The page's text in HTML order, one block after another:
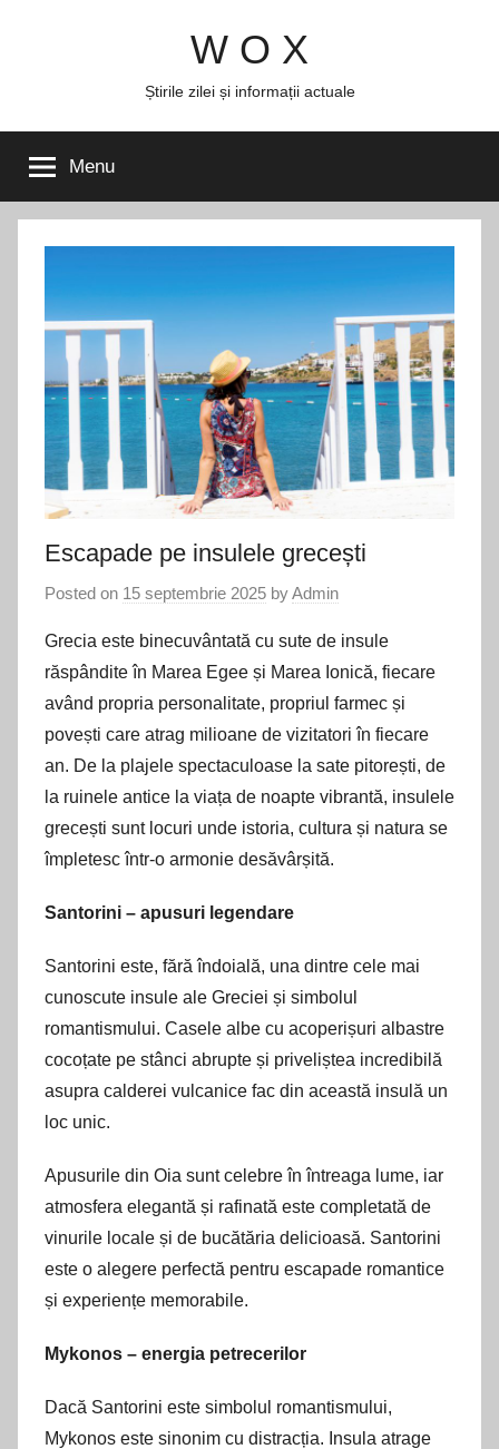
W O X
Știrile zilei și informații actuale
Menu
Escapade pe insulele grecești
Posted on 15 septembrie 2025 byAdmin
Grecia este binecuvântată cu sute de insule
răspândite în Marea Egee și Marea Ionică, fiecare
având propria personalitate, propriul farmec și
povești care atrag milioane de vizitatori în fiecare
an. De la plajele spectaculoase la sate pitorești, de
la ruinele antice la viața de noapte vibrantă, insulele
grecești sunt locuri unde istoria, cultura și natura se
împletesc într-o armonie desăvârșită.
Santorini – apusuri legendare
Santorini este, fără îndoială, una dintre cele mai
cunoscute insule ale Greciei și simbolul
romantismului. Casele albe cu acoperișuri albastre
cocoțate pe stânci abrupte și priveliștea incredibilă
asupra calderei vulcanice fac din această insulă un
loc unic.
Apusurile din Oia sunt celebre în întreaga lume, iar
atmosfera elegantă și rafinată este completată de
vinurile locale și de bucătăria delicioasă. Santorini
este o alegere perfectă pentru escapade romantice
și experiențe memorabile.
Mykonos – energia petrecerilor
Dacă Santorini este simbolul romantismului,
Mykonos este sinonim cu distracția. Insula atrage